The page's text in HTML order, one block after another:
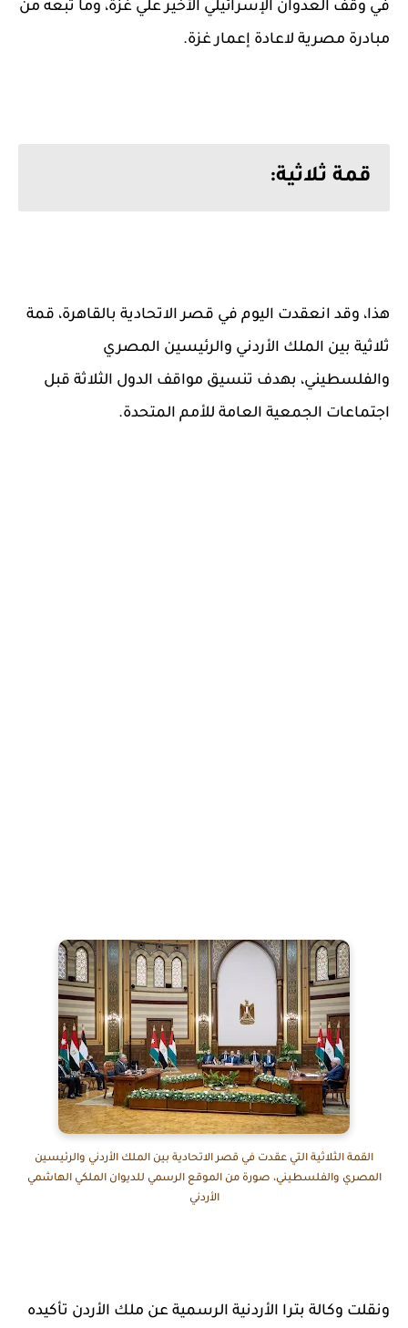
في وقف العدوان الإسرائيلي الأخير علي غزة، وما تبعه من
مبادرة مصرية لاعادة إعمار غزة.
قمة ثلاثية:
هذا، وقد انعقدت اليوم في قصر الاتحادية بالقاهرة، قمة
ثلاثية بين الملك الأردني والرئيسين المصري
والفلسطيني، بهدف تنسيق مواقف الدول الثلاثة قبل
اجتماعات الجمعية العامة للأمم المتحدة.
القمة الثلاثية التي عقدت في قصر الاتحادية بين الملك الأردني والرئيسين
المصري والفلسطيني، صورة من الموقع الرسمي للديوان الملكي الهاشمي
الأردني
ونقلت وكالة بترا الأردنية الرسمية عن ملك الأردن تأكيده